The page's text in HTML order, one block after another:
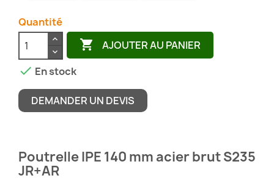
Quantité
 AJOUTER AU PANIER
 En stock
DEMANDER UN DEVIS
Poutrelle IPE 140 mm acier brut S235
JR+AR